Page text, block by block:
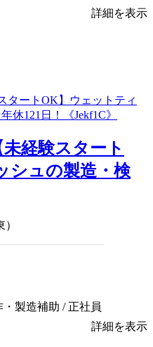
詳細を表示
未経験スタート
シュの製造・検
製造補助 / 正社員
詳細を表示